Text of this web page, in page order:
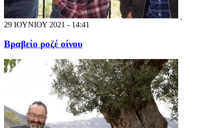
29 ΙΟΥΝΙΟΥ 2021 - 14:41
Βραβείο ροζέ οίνου